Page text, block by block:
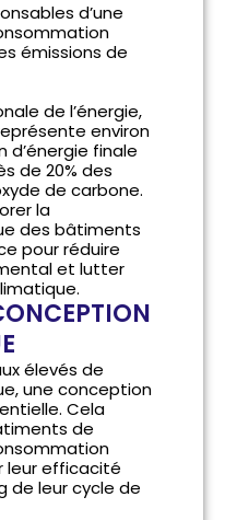
d’une
émissions de
de l’énergie,
environ
d’énergie finale
de 20% des
de carbone.
la
des bâtiments
pour réduire
et lutter
élevés de
, une conception
Cela
de
leur efficacité
de leur cycle de